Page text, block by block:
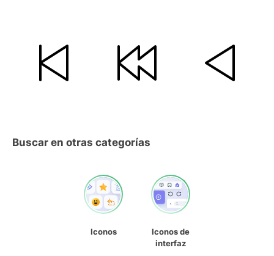
Buscar en otras categorías
Iconos
Iconos de
interfaz